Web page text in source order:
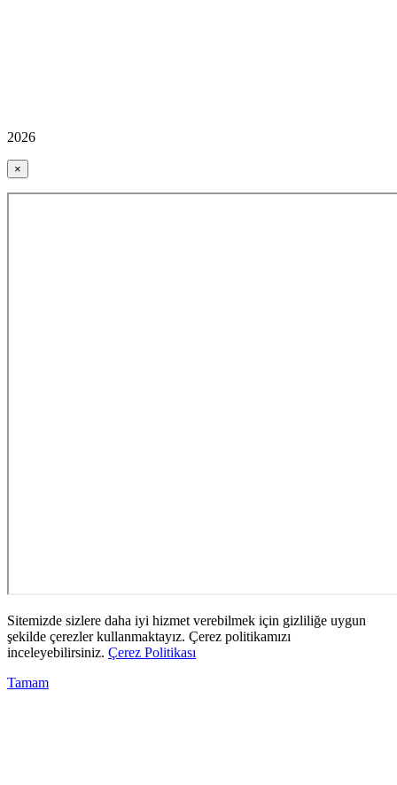
2026
×
Sitemizde sizlere daha iyi hizmet verebilmek için gizliliğe uygun
şekilde çerezler kullanmaktayız. Çerez politikamızı
inceleyebilirsiniz. Çerez Politikası
Tamam